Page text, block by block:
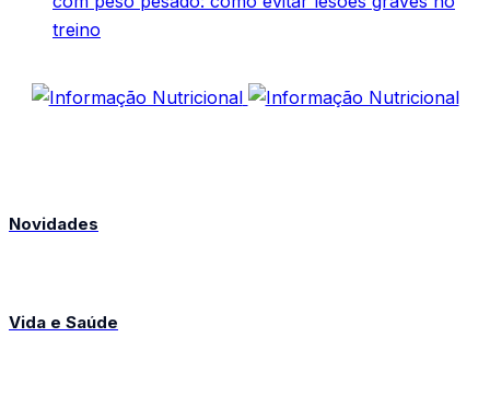
treino
Novidades
Vida e Saúde